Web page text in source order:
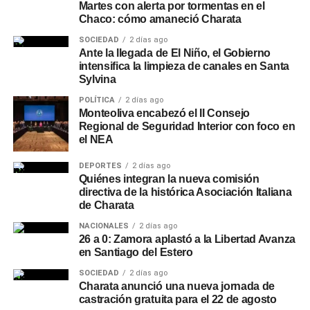
Martes con alerta por tormentas en el
Chaco: cómo amaneció Charata
SOCIEDAD 2 días ago
Ante la llegada de El Niño, el Gobierno
intensifica la limpieza de canales en Santa
Sylvina
POLÍTICA 2 días ago
Monteoliva encabezó el II Consejo
Regional de Seguridad Interior con foco en
el NEA
DEPORTES 2 días ago
Quiénes integran la nueva comisión
directiva de la histórica Asociación Italiana
de Charata
NACIONALES 2 días ago
26 a 0: Zamora aplastó a la Libertad Avanza
en Santiago del Estero
SOCIEDAD 2 días ago
Charata anunció una nueva jornada de
castración gratuita para el 22 de agosto